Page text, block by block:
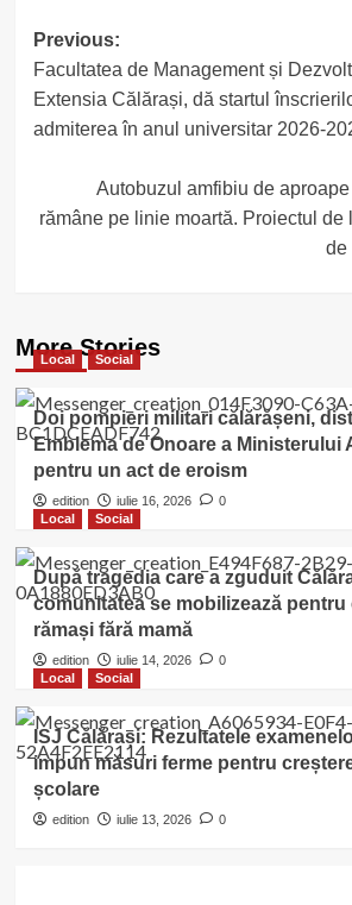
Post
navigation
Previous:
Facultatea de Management și
Extensia Călărași, dă startul
admiterea în anul universitar 2026-
Autobuzul amfibiu de
rămâne pe linie moartă. Proiectul de
de
More Stories
Local Social
Doi pompieri militari călărășeni,
Emblema de Onoare a Ministerului
pentru un act de eroism
edition iulie 16, 2026
0
Local
Social
După tragedia care a zguduit
comunitatea se mobilizează
rămași fără mamă
edition iulie 14, 2026
0
Local
Social
ISJ Călărași: Rezultatele
impun măsuri ferme pentru
școlare
edition iulie 13, 2026 0